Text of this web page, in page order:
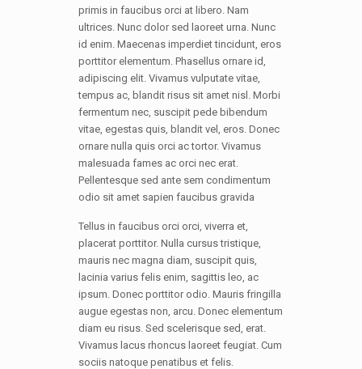
primis in faucibus orci at libero. Nam
ultrices. Nunc dolor sed laoreet urna. Nunc
id enim. Maecenas imperdiet tincidunt, eros
porttitor elementum. Phasellus ornare id,
adipiscing elit. Vivamus vulputate vitae,
tempus ac, blandit risus sit amet nisl. Morbi
fermentum nec, suscipit pede bibendum
vitae, egestas quis, blandit vel, eros. Donec
ornare nulla quis orci ac tortor. Vivamus
malesuada fames ac orci nec erat.
Pellentesque sed ante sem condimentum
odio sit amet sapien faucibus gravida
Tellus in faucibus orci orci, viverra et,
placerat porttitor. Nulla cursus tristique,
mauris nec magna diam, suscipit quis,
lacinia varius felis enim, sagittis leo, ac
ipsum. Donec porttitor odio. Mauris fringilla
augue egestas non, arcu. Donec elementum
diam eu risus. Sed scelerisque sed, erat.
Vivamus lacus rhoncus laoreet feugiat. Cum
sociis natoque penatibus et felis.